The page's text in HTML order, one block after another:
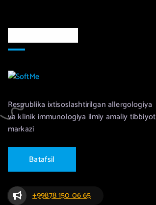
Respublika ixtisoslashtirilgan allergologiya
va klinik immunologiya ilmiy amaliy tibbiyot
markazi
Batafsil
+99878 150 06 65